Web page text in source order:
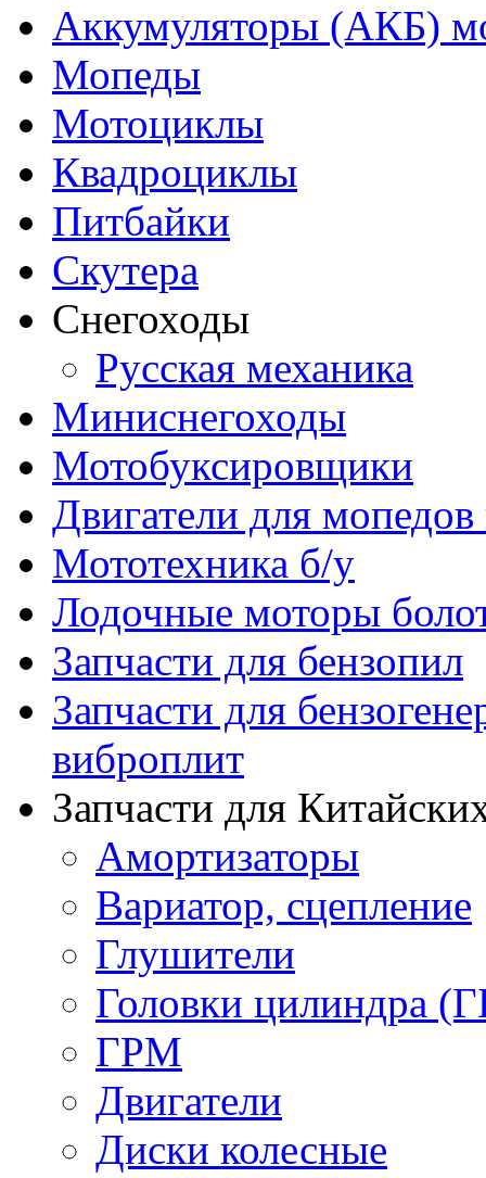
Аккумуляторы (АКБ)
Мопеды
Мотоциклы
Квадроциклы
Питбайки
Скутера
Снегоходы
Русская механика
Миниснегоходы
Мотобуксировщики
Двигатели для
Мототехника б/у
Лодочные моторы
Запчасти для бензопил
Запчасти для
виброплит
Запчасти для
Амортизаторы
Вариатор, сцепление
Глушители
Головки цилиндра
ГРМ
Двигатели
Диски колесные